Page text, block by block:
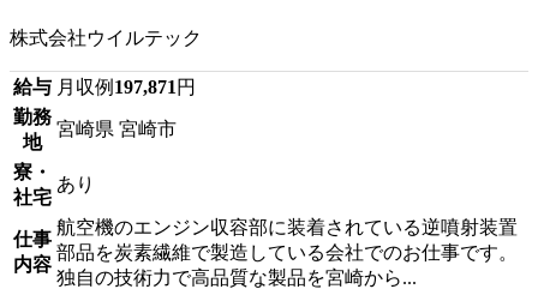
株式会社ウイルテック
給与 月収例 197,871 円
勤務
地
宮崎県 宮崎市
寮・
社宅
あり
仕事
内容
航空機のエンジン収容部に装着されている逆噴射装置
部品を炭素繊維で製造している会社でのお仕事です。
独自の技術力で高品質な製品を宮崎から...